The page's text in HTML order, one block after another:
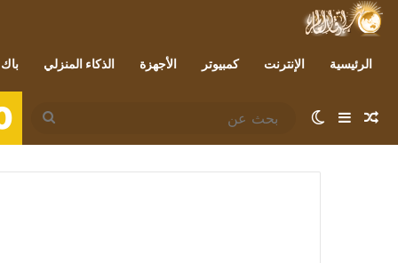
الرئيسية الإنترنت كمبيوتر الأجهزة الذكاء المنزلي
مقال عشوائي
إضافة عمود جانبي
الوضع المظلم
بحث
عن